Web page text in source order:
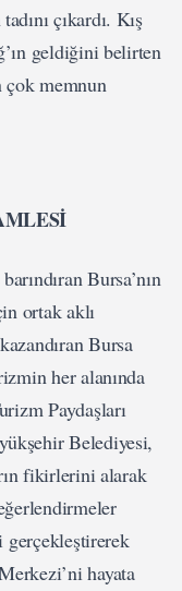
çıkardı. Kış
geldiğini belirten
memnun
Bursa’nın
ortak aklı
Bursa
her alanında
Paydaşları
Belediyesi,
fikirlerini alarak
gerçekleştirerek
hayata